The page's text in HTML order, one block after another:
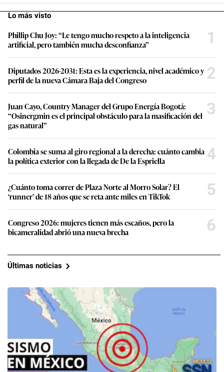
Lo más visto
Phillip Chu Joy: “Le tengo mucho respeto a la inteligencia
artificial, pero también mucha desconfianza”
1
Diputados 2026-2031: Esta es la experiencia, nivel académico y
perfil de la nueva Cámara Baja del Congreso
2
Juan Cayo, Country Manager del Grupo Energía Bogotá:
“Osinergmin es el principal obstáculo para la masificación del
gas natural”
3
Colombia se suma al giro regional a la derecha: cuánto cambia
la política exterior con la llegada de De la Espriella
4
¿Cuánto toma correr de Plaza Norte al Morro Solar? El
‘runner’ de 18 años que se reta ante miles en TikTok
5
Congreso 2026: mujeres tienen más escaños, pero la
bicameralidad abrió una nueva brecha
6
Últimas noticias